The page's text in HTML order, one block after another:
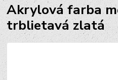
Akrylová farba
trblietavá zlatá